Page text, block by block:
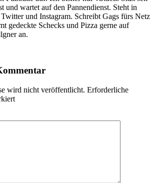
und wartet auf den Pannendienst. Steht in
und Instagram. Schreibt Gags fürs Netz
gedeckte Schecks und Pizza gerne auf
an.
wird nicht veröffentlicht. Erforderliche